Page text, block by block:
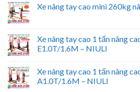
Xe nâng tay cao mini 260kg
Xe nâng tay cao 1 tấn nâng
E1.0T/1.6M – NIULI
Xe nâng tay cao 1 tấn nâng
A1.0T/1.6M – NIULI